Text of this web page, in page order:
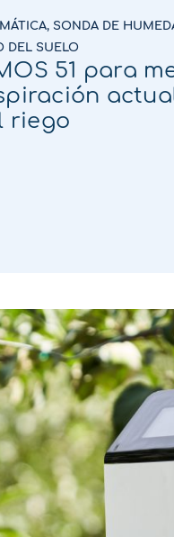
, SONDA DE
DEL SUELO
51 para
riego